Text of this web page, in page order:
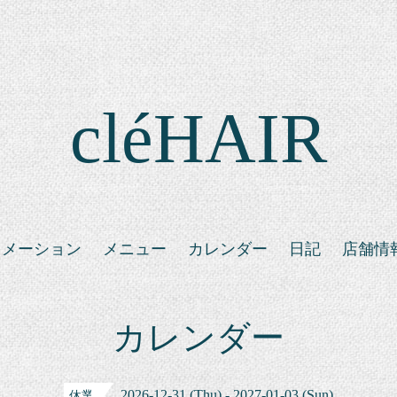
cléHAIR
ーション メニュー カレンダー 日記 店舗情
カレンダー